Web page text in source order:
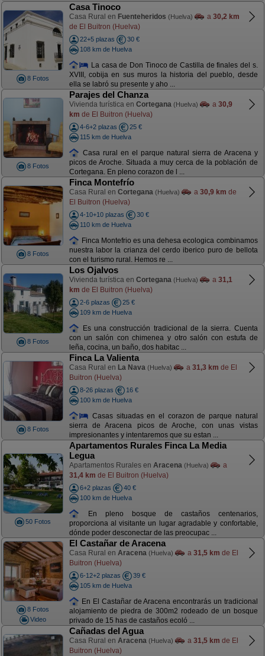
8 Fotos
Casa Tinoco
Casa Rural en Fuenteheridos (Huelva) a 30,2 km
de El Buitron (Huelva)
22+5 plazas
30 €
108 km de Huelva
La casa de Don Tinoco de Castilla de finales del s.
XVIII, cobija en sus muros la historia del pueblo, desde
ella se labró su presente y aho ...
8 Fotos
Parajes del Chanza
Vivienda turística en Cortegana (Huelva) a 30,9
km de El Buitron (Huelva)
4-6+2 plazas
25 €
115 km de Huelva
Casa rural en el parque natural sierra de Aracena y
picos de Aroche. Situada a muy cerca de la población de
Cortegana. En pleno corazon de l ...
8 Fotos
Finca Montefrío
Casa Rural en Cortegana (Huelva) a 30,9 km de
El Buitron (Huelva)
4-10+10 plazas
30 €
110 km de Huelva
Finca Montefrio es una dehesa ecologica combinamos
nuestra labor la crianza del cerdo iberico puro de bellota
con el turismo rural. Hemos re ...
8 Fotos
Los Ojalvos
Vivienda turística en Cortegana (Huelva) a 31,1
km de El Buitron (Huelva)
2-6 plazas
25 €
109 km de Huelva
Es una construcción tradicional de la sierra. Cuenta
con un salón con chimenea y otro salón con estufa de
leña, cocina, un baño, dos habitac ...
8 Fotos
Finca La Valienta
Casa Rural en La Nava (Huelva) a 31,3 km de El
Buitron (Huelva)
8-26 plazas
16 €
100 km de Huelva
Casas situadas en el corazon de parque natural
sierra de Aracena picos de Aroche, con unas vistas
impresionantes y intentaremos que su estan ...
50 Fotos
Apartamentos Rurales Finca La Media
Legua
Apartamentos Rurales en Aracena (Huelva)
a
31,4 km de El Buitron (Huelva)
6+2 plazas
40 €
100 km de Huelva
En pleno bosque de castaños centenarios,
proporciona al visitante un lugar agradable y confortable,
dónde poder desconectar de las preocupac ...
8 Fotos
Video
El Castañar de Aracena
Casa Rural en Aracena (Huelva) a 31,5 km de El
Buitron (Huelva)
6-12+2 plazas
39 €
105 km de Huelva
En El Castañar de Aracena encontrarás un tradicional
alojamiento de piedra de 300m2 rodeado de un bosque
privado de 15 has de castaños ecoló ...
Cañadas del Agua
Casa Rural en Aracena (Huelva) a 31,5 km de El
Buitron (Huelva)